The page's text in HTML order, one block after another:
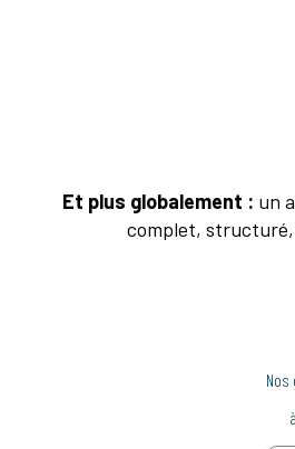
Et plus globalement : un
complet, structuré,